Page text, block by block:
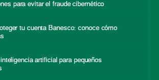
para evitar el fraude cibernético
tu cuenta Banesco: conoce cómo
artificial para pequeños